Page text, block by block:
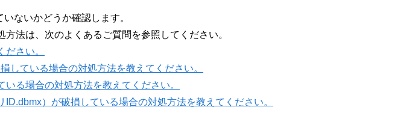
ないかどうか確認します。
法は、次のよくあるご質問を参照してください。
さい。
している場合の対処方法を教えてください。
る場合の対処方法を教えてください。
ID.dbmx）が破損している場合の対処方法を教えてください。